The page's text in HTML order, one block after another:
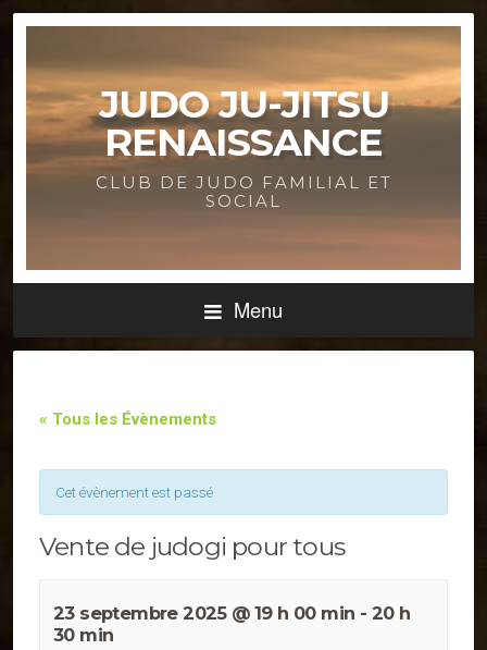
JUDO JU-JITSU
RENAISSANCE
CLUB DE JUDO FAMILIAL ET
SOCIAL
Menu
« Tous les Évènements
Cet évènement est passé
Vente de judogi pour tous
23 septembre 2025 @ 19 h 00 min - 20 h
30 min